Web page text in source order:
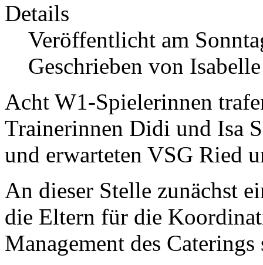
Details
Veröffentlicht am
Geschrieben von
Acht W1-Spielerinnen
Trainerinnen Didi und Isa
und erwarteten VSG Ried
An dieser Stelle zunächst
die Eltern für die
Management des